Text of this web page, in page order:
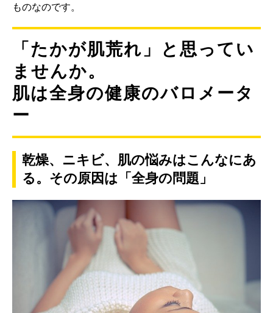
ものなのです。
「たかが肌荒れ」と思ってい
ませんか。
肌は全身の健康のバロメータ
ー
乾燥、ニキビ、肌の悩みはこんなにあ
る。その原因は「全身の問題」